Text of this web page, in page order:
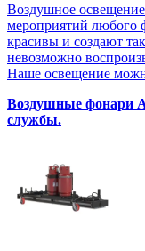
Воздушное
мероприятий любого
красивы и создают
невозможно
Наше освещение
Воздушные фонари
службы.